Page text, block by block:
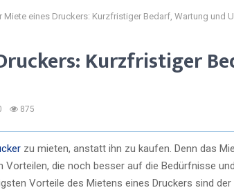
Miete eines Druckers: Kurzfristiger Bedarf, Wartung und
Kurzfristiger
875
zu mieten, anstatt ihn zu kaufen. Denn das
die noch besser auf die Bedürfnisse
Vorteile des Mietens eines Druckers sind